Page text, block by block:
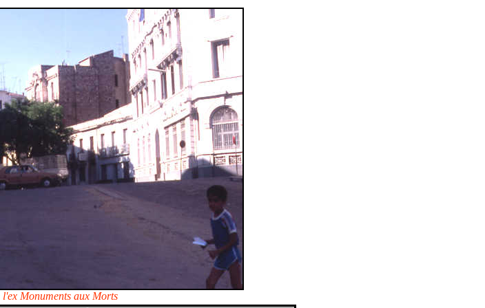
l'ex Monuments aux Morts